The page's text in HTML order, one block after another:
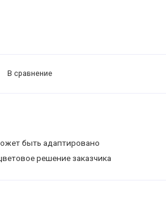
В сравнение
быть адаптировано
решение заказчика